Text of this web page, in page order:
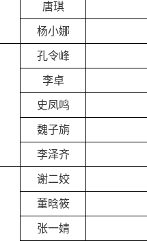
唐琪
杨小娜
孔令峰
李卓
史凤鸣
魏子旃
李泽齐
谢二姣
董晗筱
张一婧